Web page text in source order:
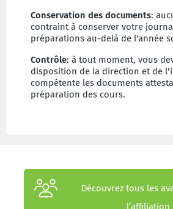
Conservation des documents:
contraint à conserver votre
préparations au-delà de l'année
Contrôle: à tout moment, vous
disposition de la direction et de
compétente les documents
préparation des cours.
Découvrez tous les
l’affiliation